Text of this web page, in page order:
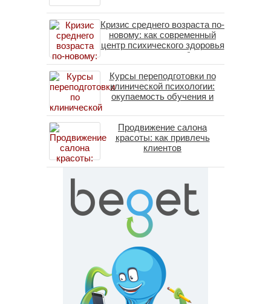
Кризис среднего возраста по-
новому: как современный
центр психического здоровья
помогает пересобрать
личность без таблеток
(методы ДПДГ и КПТ)
Курсы переподготовки по
клинической психологии:
окупаемость обучения и
специалистов в 2026 году
Продвижение салона
красоты: как привлечь
клиентов